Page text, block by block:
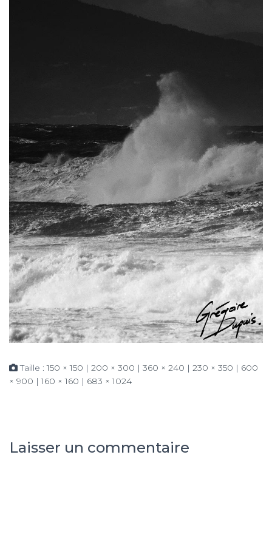
Taille :150 × 150 | 200 × 300 | 360 × 240 | 230 × 350 | 600
× 900 | 160 × 160 | 683 × 1024
Laisser un commentaire